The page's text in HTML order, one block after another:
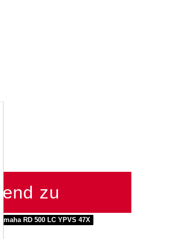
zu
Yamaha RD 500 LC YPVS 47X